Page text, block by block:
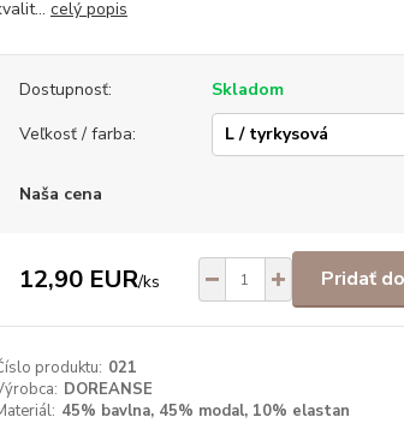
celý popis
Dostupnosť:
Skladom
Veľkosť / farba:
Naša cena
12,90 EUR/ks Pridať
produktu: 021
DOREANSE
45% bavlna, 45% modal, 10% elastan